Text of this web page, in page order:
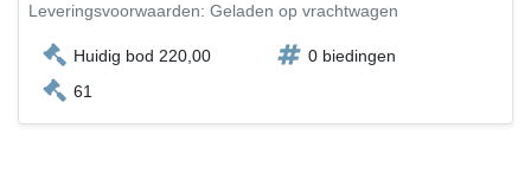
Leveringsvoorwaarden: Geladen op vrachtwagen
Huidig bod 220,00
0 biedingen
61